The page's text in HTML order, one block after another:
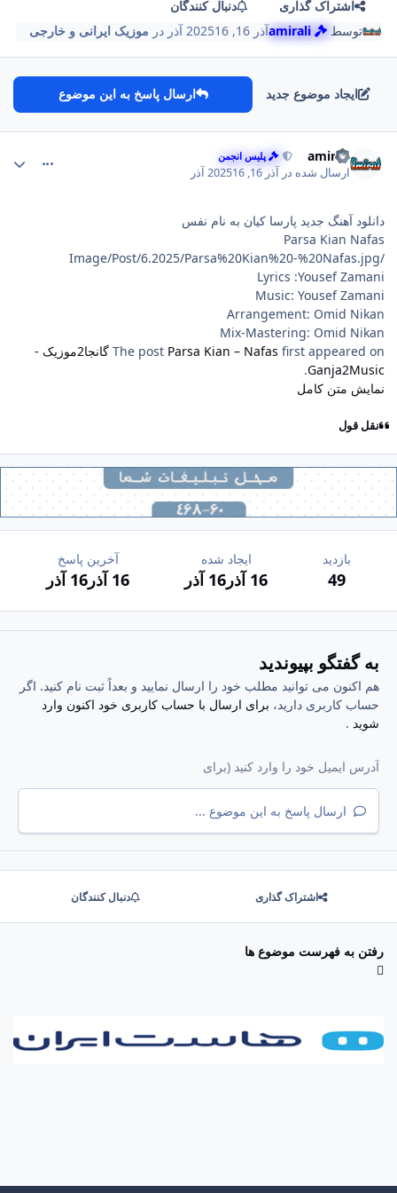
اشتراک گذاری
دنبال کنندگان
توسط
amirali آذر 16, 2025 16 آذر در موزیک ایرانی و خارجی
ایجاد موضوع جدید ارسال پاسخ به این موضوع
amirali پلیس انجمن
ارسال شده در آذر 16, 2025 16 آذر
دانلود آهنگ جدید پارسا کیان به نام نفس
Parsa Kian Nafas
/Image/Post/6.2025/Parsa%20Kian%20-%20Nafas.jpg
Lyrics :Yousef Zamani
Music: Yousef Zamani
Arrangement: Omid Nikan
Mix-Mastering: Omid Nikan
The post Parsa Kian – Nafas first appeared on
گانجا2موزیک -
Ganja2Music
.
نمایش متن کامل
نقل قول
بازدید
49
ایجاد شده
16 آذر 16 آذر
آخرین پاسخ
16 آذر 16 آذر
به گفتگو بپیوندید
هم اکنون می توانید مطلب خود را ارسال نمایید و بعداً ثبت نام کنید. اگر
حساب کاربری دارید، برای ارسال با حساب کاربری خود اکنون وارد
شوید .
ارسال پاسخ به این موضوع ...
اشتراک گذاری دنبال کنندگان
رفتن به فهرست موضوع ها